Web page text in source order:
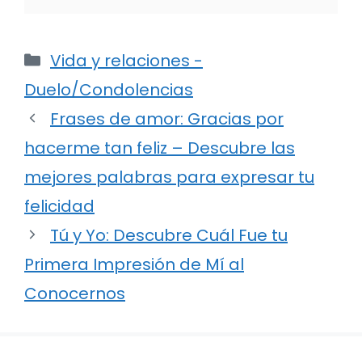
Categorías
Vida y relaciones -
Duelo/Condolencias
Frases de amor: Gracias por
hacerme tan feliz – Descubre las
mejores palabras para expresar tu
felicidad
Tú y Yo: Descubre Cuál Fue tu
Primera Impresión de Mí al
Conocernos